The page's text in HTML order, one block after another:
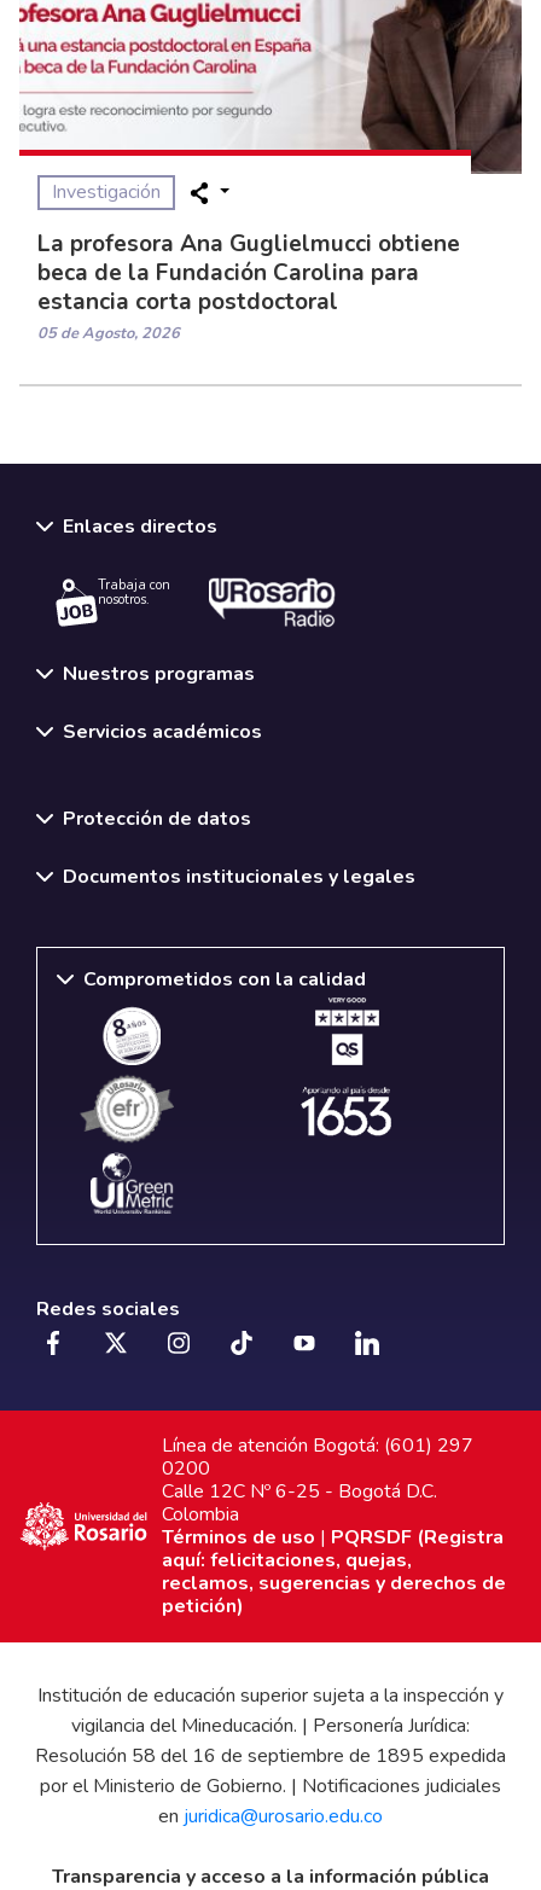
Investigación
La profesora Ana Guglielmucci obtiene
beca de la Fundación Carolina para
estancia corta postdoctoral
05 de Agosto, 2026
Enlaces directos
Trabaja con
nosotros.
Nuestros programas
Servicios académicos
Protección de datos
Documentos institucionales y legales
Comprometidos con la calidad
Redes sociales
Línea de atención Bogotá: (601) 297
0200
Calle 12C Nº 6-25 - Bogotá D.C.
Colombia
Términos de uso | PQRSDF (Registra
aquí: felicitaciones, quejas,
reclamos, sugerencias y derechos de
petición)
Institución de educación superior sujeta a la inspección y
vigilancia del Mineducación. | Personería Jurídica:
Resolución 58 del 16 de septiembre de 1895 expedida
por el Ministerio de Gobierno. | Notificaciones judiciales
en juridica@urosario.edu.co
Transparencia y acceso a la información pública